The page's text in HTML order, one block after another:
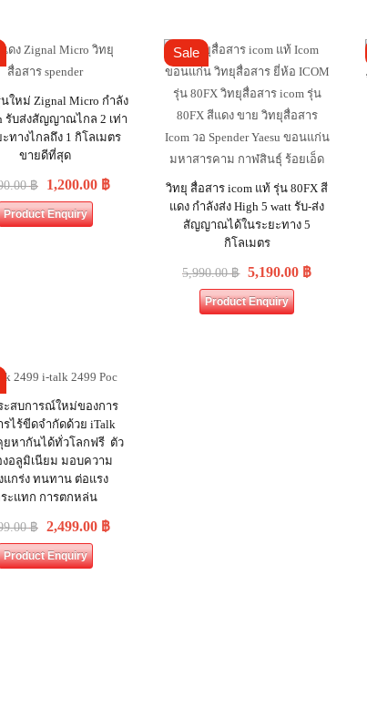
ใหม่ Zignal Micro กำลัง
รับส่งสัญญาณไกล 2 เท่า
ทางไกลถึง 1 กิโลเมตร
ขายดีที่สุด
฿ 1,200.00 ฿
Product Enquiry
Sale
วิทยุ สื่อสาร icom แท้ รุ่น 80FX สี
แดง กำลังส่ง High 5 watt รับ-ส่ง
สัญญาณได้ในระยะทาง 5
กิโลเมตร
5,990.00฿ 5,190.00 ฿
Product Enquiry
ะสบการณ์ใหม่ของการ
รไร้ขีดจำกัดด้วย iTalk
ยหากันได้ทั่วโลกฟรี ตัว
งอลูมิเนียม มอบความ
แกร่ง ทนทาน ต่อแรง
ะแทก การตกหล่น
฿ 2,499.00 ฿
Product Enquiry